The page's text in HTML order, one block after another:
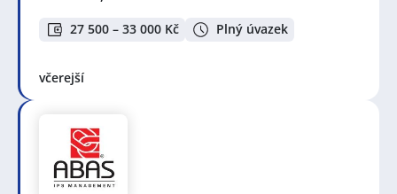
27 500 – 33 000 Kč Plný úvazek
včerejší